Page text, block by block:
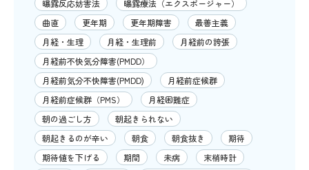
曝露反応妨害法
曝露療法（エクスポージャー）
曲直
更年期 更年期障害
最善主義
月経・生理
月経・生理前
月経前の誇張
月経前不快気分障害(PMDD）
月経前気分不快障害(PMDD)
月経前症候群
月経前症候群（PMS）
月経困難症
朝の過ごし方
朝起きられない
朝起きるのが辛い
朝食 朝食抜き
期待
期待値を下げる
期間 未病
末梢時計